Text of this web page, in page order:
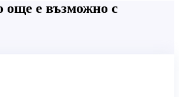
още е възможно с